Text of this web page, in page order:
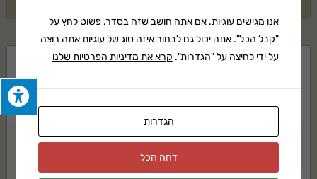
אנו מגישים עוגיות. אם אתה חושב שזה בסדר, פשוט לחץ על
"קבל הכל". אתה יכול גם לבחור איזה סוג של עוגיות אתה רוצה
על ידי לחיצה על "הגדרות". קרא את מדיניות הפרטיות שלנו
הגדרות
דחה הכל